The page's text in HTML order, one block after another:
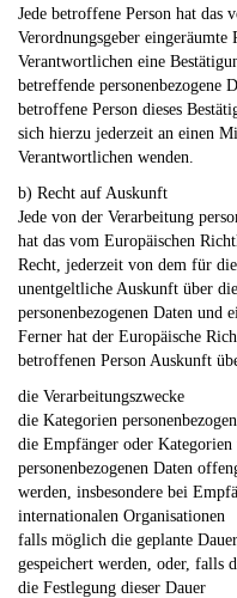
Jede betroffene Person hat
Verordnungsgeber
Verantwortlichen eine
betreffende personenbezogene
betroffene Person dieses
sich hierzu jederzeit an einen
Verantwortlichen wenden.
b) Recht auf Auskunft
Jede von der Verarbeitung
hat das vom Europäischen
Recht, jederzeit von dem für
unentgeltliche Auskunft über
personenbezogenen Daten und
Ferner hat der Europäische
betroffenen Person Auskunft
die Verarbeitungszwecke
die Kategorien
die Empfänger oder
personenbezogenen Daten
werden, insbesondere bei
internationalen Organisationen
falls möglich die geplante
gespeichert werden, oder,
die Festlegung dieser Dauer